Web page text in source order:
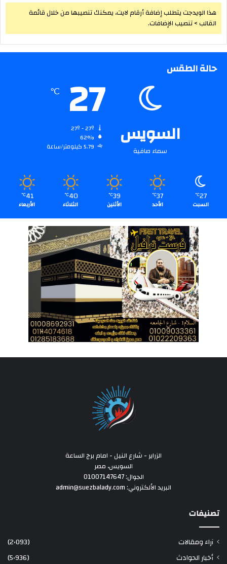
هذا الويدجت يتطلب إضافة أرقام لايت، يمكنك تنصيبها من خلال قائمة
القالب > تنصيب الإضافات.
حالة الطقس
السويس
سماء صافية
27
℃
62%
5.79 كيلومتر/ساعة
27
℃
السبت
37
℃
الأحد
39
℃
الأثنين
40
℃
الثلاثاء
41
℃
الأربعاء
الزراير - شارع النيل - امام برج الساعة
السويس، مصر
الجوال: 01007147647
البريد الألكتروني: admin@suezbalady.com
تصنيفات
آراء ومقالات
(2٬093)
أخبار الحوادث
(5٬936)